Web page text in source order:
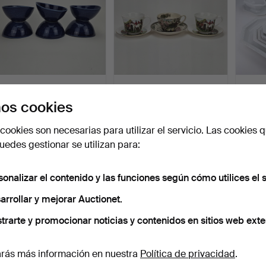
Cuencos para bayas, 6
días
2 pujas
Estimación
12 pujas
203
cookies
son necesarias para utilizar el servicio. Las cookies
gestionar se utilizan para:
el contenido y las funciones según cómo utilices el
y mejorar Auctionet.
y promocionar noticias y contenidos en sitios web
más información en nuestra Política de privacidad.